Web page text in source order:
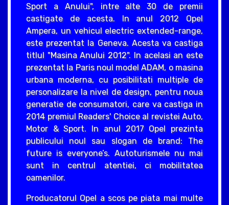
Sport a Anului", intre alte 30 de premii
castigate de acesta. In anul 2012 Opel
Ampera, un vehicul electric extended-range,
este prezentat la Geneva. Acesta va castiga
titlul "Masina Anului 2012". In acelasi an este
prezentat la Paris noul model ADAM, o masina
urbana moderna, cu posibilitati multiple de
personalizare la nivel de design, pentru noua
generatie de consumatori, care va castiga in
2014 premiul Readers' Choice al revistei Auto,
Motor & Sport. In anul 2017 Opel prezinta
publicului noul sau slogan de brand: The
future is everyone’s. Autoturismele nu mai
sunt in centrul atentiei, ci mobilitatea
oamenilor.
Producatorul Opel a scos pe piata mai multe